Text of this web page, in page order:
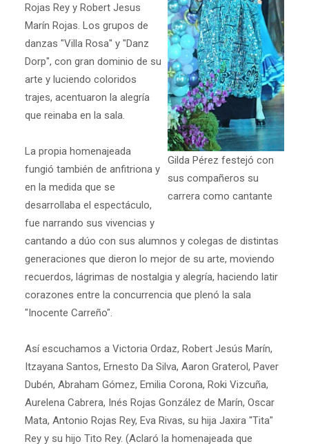
Gilda Pérez festejó con
sus compañeros su
carrera como cantante
Rojas Rey y Robert Jesus
Marín Rojas. Los grupos de
danzas "Villa Rosa" y "Danz
Dorp", con gran dominio de su
arte y luciendo coloridos
trajes, acentuaron la alegría
que reinaba en la sala.
La propia homenajeada
fungió también de anfitriona y
en la medida que se
desarrollaba el espectáculo,
fue narrando sus vivencias y
cantando a dúo con sus alumnos y colegas de distintas
generaciones que dieron lo mejor de su arte, moviendo
recuerdos, lágrimas de nostalgia y alegría, haciendo latir
corazones entre la concurrencia que plenó la sala
"Inocente Carreño".
Así escuchamos a Victoria Ordaz, Robert Jesús Marín,
Itzayana Santos, Ernesto Da Silva, Aaron Graterol, Paver
Dubén, Abraham Gómez, Emilia Corona, Roki Vizcuña,
Aurelena Cabrera, Inés Rojas González de Marín, Oscar
Mata, Antonio Rojas Rey, Eva Rivas, su hija Jaxira "Tita"
Rey y su hijo Tito Rey. (Aclaró la homenajeada que